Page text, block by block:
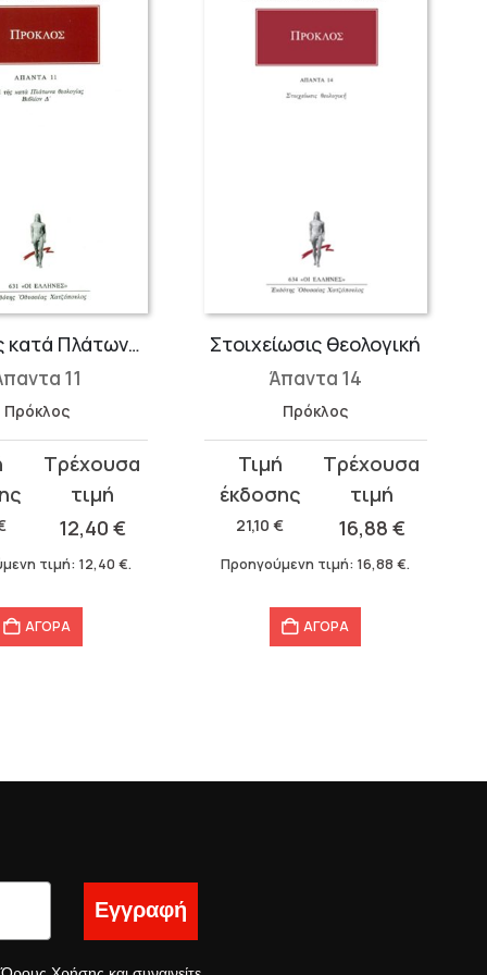
Περί της κατά Πλάτωνα θεολογίας Δ΄
11
Πρόκλος
12,40 €
τιμή: 12,40 €.
ΑΓΟΡΑ
Στοιχείωσις θεολογική
Άπαντα 14
Πρόκλος
21,10€
Original
price
was:
21,10 €.
16,88 €
τρέχουσα
τιμή
είναι:
Προηγούμενη τιμή: 16,88€.
ΑΓΟΡΑ
Εγγραφή